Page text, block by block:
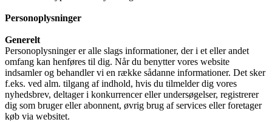
Personoplysninger
Generelt
Personoplysninger er alle slags informationer, der i et eller andet
omfang kan henføres til dig. Når du benytter vores website
indsamler og behandler vi en række sådanne informationer. Det sker
f.eks. ved alm. tilgang af indhold, hvis du tilmelder dig vores
nyhedsbrev, deltager i konkurrencer eller undersøgelser, registrerer
dig som bruger eller abonnent, øvrig brug af services eller foretager
køb via websitet.